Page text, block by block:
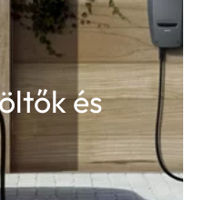
és